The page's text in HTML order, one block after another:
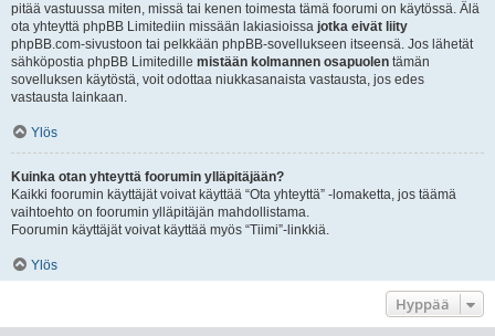
pitää vastuussa miten, missä tai kenen toimesta tämä foorumi on käytössä. Älä
ota yhteyttä phpBB Limitediin missään lakiasioissa jotka eivät liity
phpBB.com-sivustoon tai pelkkään phpBB-sovellukseen itseensä. Jos lähetät
sähköpostia phpBB Limitedille mistään kolmannen osapuolen tämän
sovelluksen käytöstä, voit odottaa niukkasanaista vastausta, jos edes
vastausta lainkaan.
Ylös
Kuinka otan yhteyttä foorumin ylläpitäjään?
Kaikki foorumin käyttäjät voivat käyttää “Ota yhteyttä” -lomaketta, jos täämä
vaihtoehto on foorumin ylläpitäjän mahdollistama.
Foorumin käyttäjät voivat käyttää myös “Tiimi”-linkkiä.
Ylös
Hyppää